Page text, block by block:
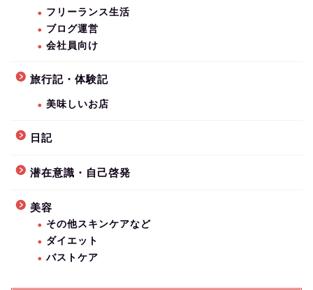
フリーランス生活
ブログ運営
会社員向け
旅行記・体験記
美味しいお店
日記
潜在意識・自己啓発
美容
その他スキンケアなど
ダイエット
バストケア